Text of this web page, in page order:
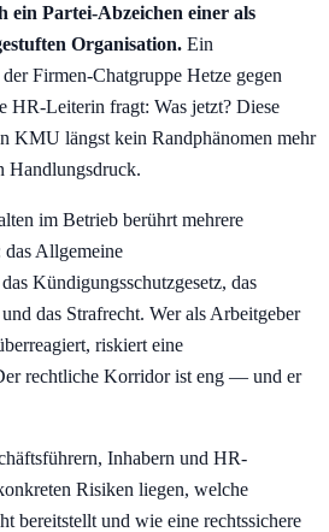
Partei-Abzeichen einer als
Organisation. Ein
Firmen-Chatgruppe Hetze gegen
HR-Leiterin fragt: Was jetzt? Diese
KMU längst kein Randphänomen mehr
Handlungsdruck.
im Betrieb berührt mehrere
das Allgemeine
Kündigungsschutzgesetz, das
das Strafrecht. Wer als Arbeitgeber
riskiert eine
rechtliche Korridor ist eng — und er
Inhabern und HR-
Risiken liegen, welche
bereitstellt und wie eine rechtssichere